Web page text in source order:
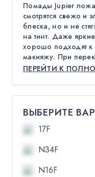
Помады Jupier
смотрятся свежо и
блеска, но и не
на тинт. Даже
хорошо подходят
макияжу. При
ПЕРЕЙТИ К
ВЫБЕРИТЕ
17F
N34F
N16F